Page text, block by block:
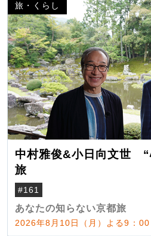
旅・くらし
中村雅俊&小日向文世 “
旅
#161
あなたの知らない京都旅
2026年8月10日（月）よる9：